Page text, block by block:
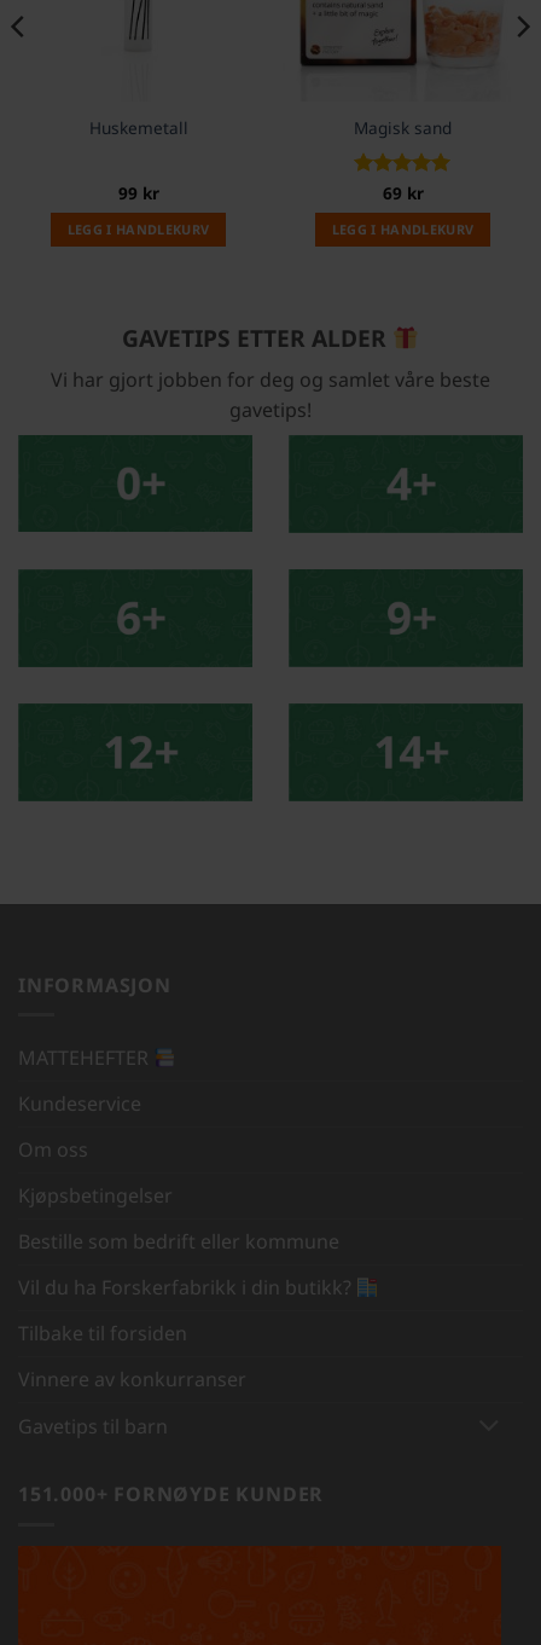
Huskemetall
99 kr
LEGG I HANDLEKURV
Magisk sand
Vurdert5
av 5
69 kr
LEGG I HANDLEKURV
GAVETIPS ETTER ALDER
Vi har gjort jobben for deg og samlet våre beste
gavetips!
INFORMASJON
MATTEHEFTER
Kundeservice
Om oss
Kjøpsbetingelser
Bestille som bedrift eller kommune
Vil du ha Forskerfabrikk i din butikk?
Tilbake til forsiden
Vinnere av konkurranser
Gavetips til barn
151.000+ FORNØYDE KUNDER